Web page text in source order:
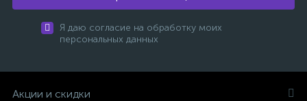
Я даю согласие на обработку моих
персональных данных
Акции и скидки